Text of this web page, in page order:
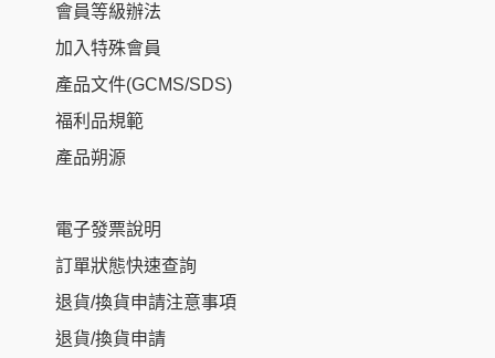
會員等級辦法
加入特殊會員
產品文件(GCMS/SDS)
福利品規範
產品朔源
電子發票說明
訂單狀態快速查詢
退貨/換貨申請注意事項
退貨/換貨申請